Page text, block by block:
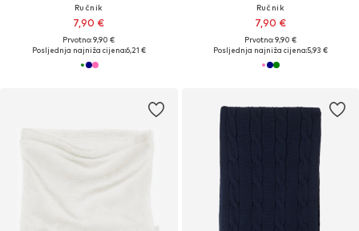
Ručnik
7,90 €
Prvotno: 9,90 €
Posljednja najniža cijena:6,21 €
Ručnik
7,90 €
Prvotno: 9,90 €
Posljednja najniža cijena:5,93 €